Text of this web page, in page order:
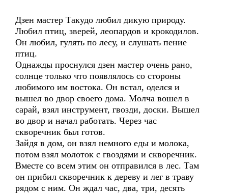
Дзен мастер Такудо любил дикую природу.
Любил птиц, зверей, леопардов и крокодилов.
Он любил, гулять по лесу, и слушать пение
птиц.
Однажды проснулся дзен мастер очень рано,
солнце только что появлялось со стороны
любимого им востока. Он встал, оделся и
вышел во двор своего дома. Молча вошел в
сарай, взял инструмент, гвозди, доски. Вышел
во двор и начал работать. Через час
скворечник был готов.
Зайдя в дом, он взял немного еды и молока,
потом взял молоток с гвоздями и скворечник.
Вместе со всем этим он отправился в лес. Там
он прибил скворечник к дереву и лег в траву
рядом с ним. Он ждал час, два, три, десять